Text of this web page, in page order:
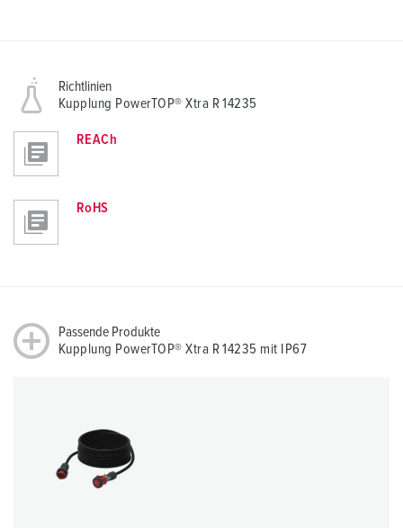
Richtlinien
Kupplung PowerTOP® Xtra R 14235
REACh
RoHS
Passende Produkte
Kupplung PowerTOP® Xtra R 14235 mit IP67